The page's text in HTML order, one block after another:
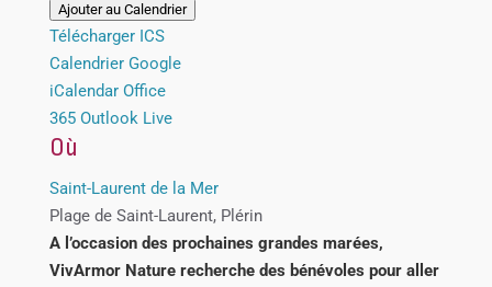
Ajouter au Calendrier
Télécharger ICS
Calendrier Google
iCalendar Office
365 Outlook Live
Où
Saint-Laurent de la Mer
Plage de Saint-Laurent, Plérin
A l’occasion des prochaines grandes marées,
VivArmor Nature recherche des bénévoles pour aller